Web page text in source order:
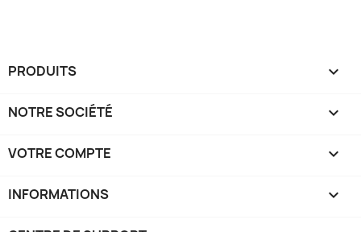
PRODUITS 
NOTRE SOCIÉTÉ 
VOTRE COMPTE 
INFORMATIONS keyboard_arrow_down